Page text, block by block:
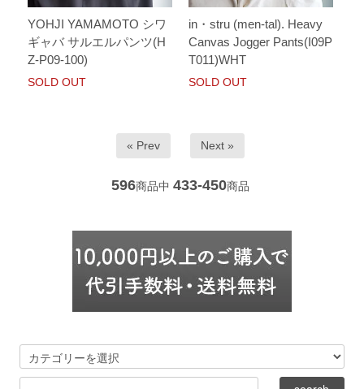
YOHJI YAMAMOTO シワ
ギャバ サルエルパンツ(H
Z-P09-100)
SOLD OUT
in・stru (men-tal). Heavy
Canvas Jogger Pants(I09P
T011)WHT
SOLD OUT
« Prev Next »
596商品中 433-450商品